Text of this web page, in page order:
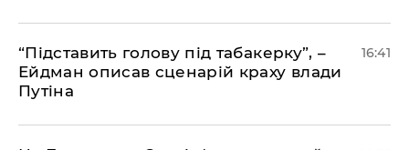
​“Підставить голову під табакерку”, –
Ейдман описав сценарій краху влади
Путіна
16:41